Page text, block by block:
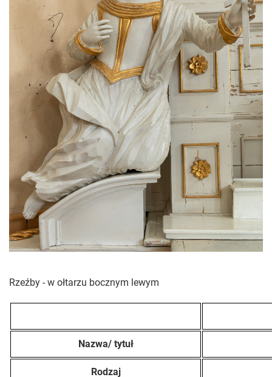
Rzeźby - w ołtarzu bocznym lewym
Nazwa/ tytuł
Rodzaj